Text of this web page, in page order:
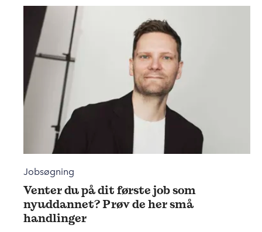
Jobsøgning
Venter du på dit første job som
nyuddannet? Prøv de her små
handlinger